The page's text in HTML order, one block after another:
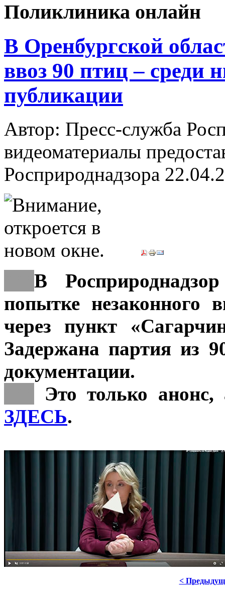
Поликлиника онлайн
В Оренбургской
ввоз 90 птиц – среди
публикации
Автор: Пресс-служба
видеоматериалы
Росприроднадзора
В
попытке незаконного
через пункт
Задержана партия из
документации.
Это только
ЗДЕСЬ.
<